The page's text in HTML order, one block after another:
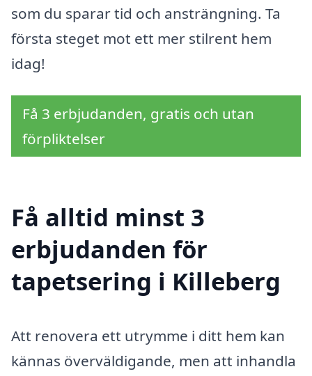
som du sparar tid och ansträngning. Ta
första steget mot ett mer stilrent hem
idag!
Få 3 erbjudanden, gratis och utan
förpliktelser
Få alltid minst 3
erbjudanden för
tapetsering i Killeberg
Att renovera ett utrymme i ditt hem kan
kännas överväldigande, men att inhandla